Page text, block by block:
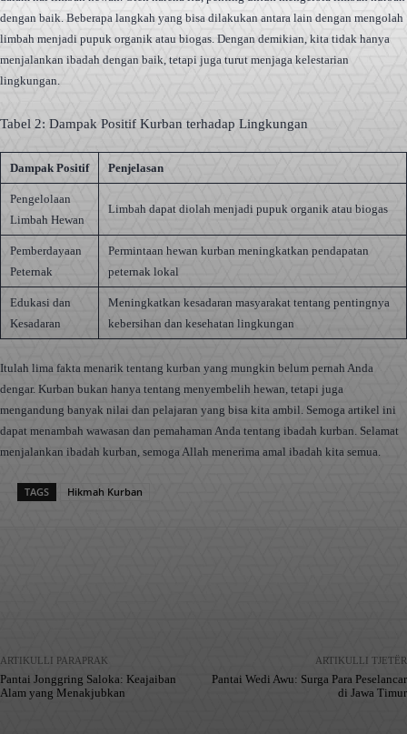
dengan baik. Beberapa langkah yang bisa dilakukan antara lain dengan mengolah
limbah menjadi pupuk organik atau biogas. Dengan demikian, kita tidak hanya
menjalankan ibadah dengan baik, tetapi juga turut menjaga kelestarian
lingkungan.
Tabel 2: Dampak Positif Kurban terhadap Lingkungan
Dampak Positif Penjelasan
Pengelolaan
Limbah Hewan
Limbah dapat diolah menjadi pupuk organik atau biogas
Pemberdayaan
Peternak
Permintaan hewan kurban meningkatkan pendapatan
peternak lokal
Edukasi dan
Kesadaran
Meningkatkan kesadaran masyarakat tentang pentingnya
kebersihan dan kesehatan lingkungan
Itulah lima fakta menarik tentang kurban yang mungkin belum pernah Anda
dengar. Kurban bukan hanya tentang menyembelih hewan, tetapi juga
mengandung banyak nilai dan pelajaran yang bisa kita ambil. Semoga artikel ini
dapat menambah wawasan dan pemahaman Anda tentang ibadah kurban. Selamat
menjalankan ibadah kurban, semoga Allah menerima amal ibadah kita semua.
TAGS Hikmah Kurban
ARTIKULLI PARAPRAK
Pantai Jonggring Saloka: Keajaiban
Alam yang Menakjubkan
ARTIKULLI TJETËR
Pantai Wedi Awu: Surga Para Peselancar
di Jawa Timur